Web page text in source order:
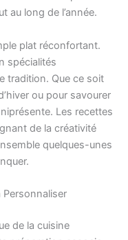
au long de l’année.
plat réconfortant.
spécialités
tradition. Que ce soit
ou pour savourer
Les recettes
de la créativité
quelques-unes
Personnaliser
de la cuisine